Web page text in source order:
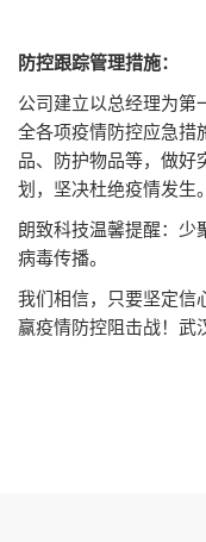
防控跟踪管理措施：
公司建立以总经理为第
全各项疫情防控应急措
品、防护物品等，做好
划，坚决杜绝疫情发
朗致科技温馨提醒：少
病毒传播。
我们相信，只要坚定信
赢疫情防控阻击战！武